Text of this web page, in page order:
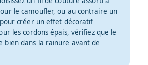
le camoufler, ou au contraire un
créer un effet décoratif
les cordons épais, vérifiez que le
bien dans la rainure avant de